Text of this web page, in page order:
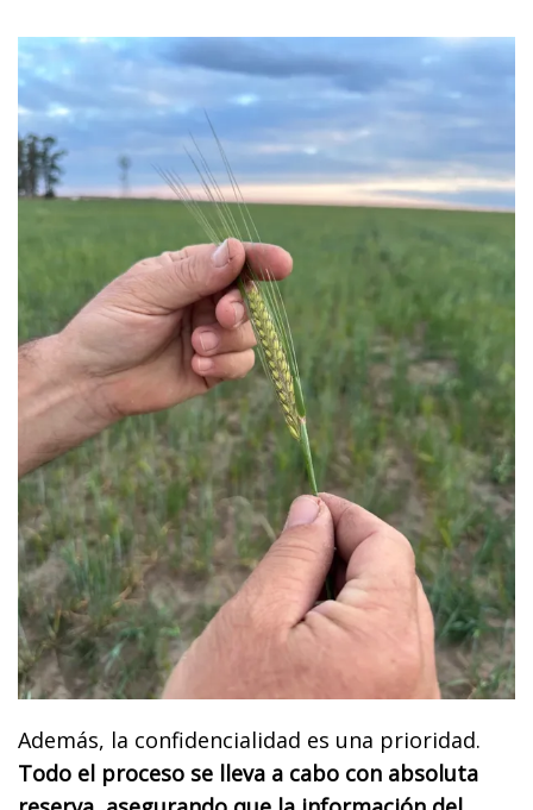
Además, la confidencialidad es una prioridad.
Todo el proceso se lleva a cabo con absoluta